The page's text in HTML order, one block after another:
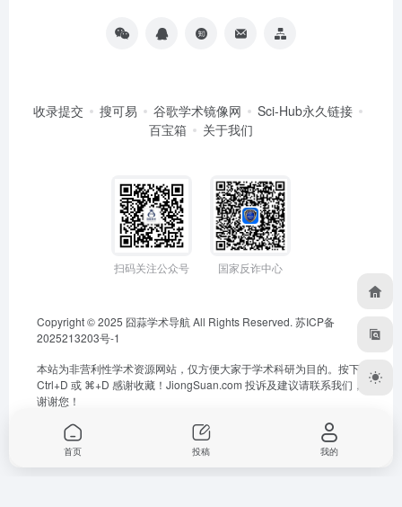
收录提交 搜可易 谷歌学术镜像网
Sci-Hub永久链接
百宝箱
关于我们
扫码关注公众号 国家反诈中心
Copyright © 2025 囧蒜学术导航All Rights Reserved. 苏ICP备
2025213203号-1
本站为非营利性学术资源网站，仅方便大家于学术科研为目的。按下
Ctrl+D 或 ⌘+D 感谢收藏！ JiongSuan.com 投诉及建议请联系我们，
谢谢您！
首页 投稿 我的